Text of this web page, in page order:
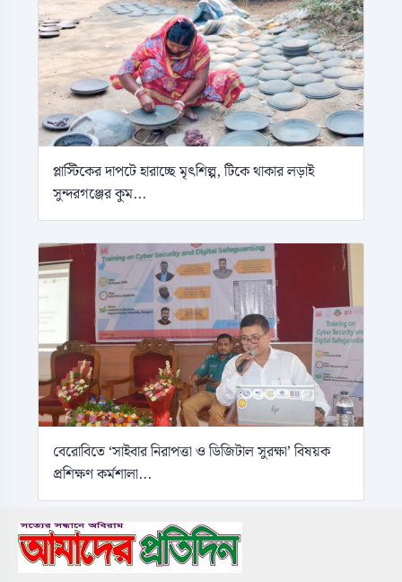
প্লাস্টিকের দাপটে হারাচ্ছে মৃৎশিল্প, টিকে থাকার লড়াই
সুন্দরগঞ্জের কুম...
বেরোবিতে ‘সাইবার নিরাপত্তা ও ডিজিটাল সুরক্ষা’ বিষয়ক
প্রশিক্ষণ কর্মশালা...